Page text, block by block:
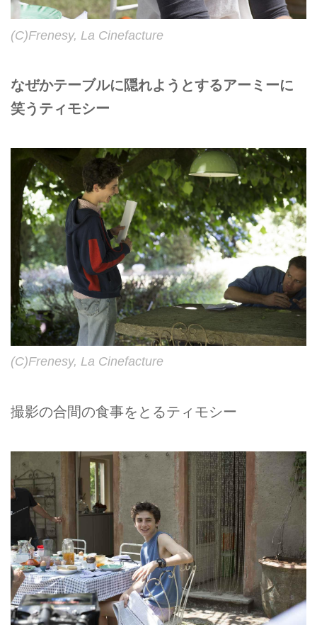
(C)Frenesy, La Cinefacture
なぜかテーブルに隠れようとするアーミーに
笑うティモシー
(C)Frenesy, La Cinefacture
撮影の合間の食事をとるティモシー